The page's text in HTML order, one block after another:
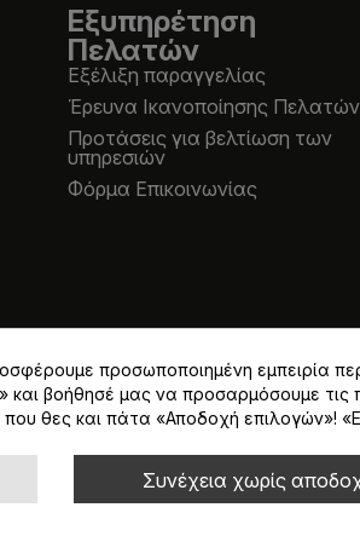
Εξυπηρέτηση
Πελατών
Εξέλιξη παραγγελίας
Έρευνα Ικανοποίησης Πελατών
Προτάσεις για βελτίωση των
υπηρεσιών
Φόρμα Επικοινωνίας
εκτός και αν αναγράφεται
Κατασκευή eshop
προσωποποιημένη εμπειρία
και βοήθησέ μας να προσαρμόσουμε
θες και πάτα «Αποδοχή επιλογών»! «
Συνέχεια χωρίς